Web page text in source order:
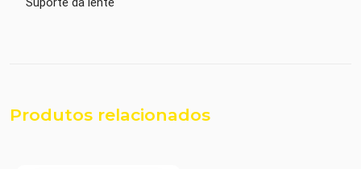
Produtos relacionados